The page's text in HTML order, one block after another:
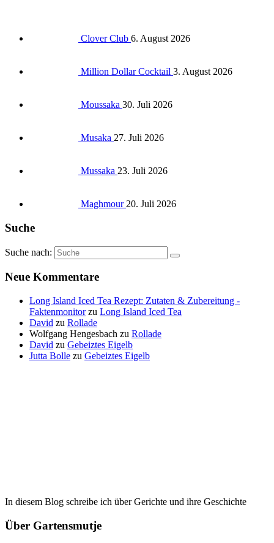
Clover Club 6. August 2026
Million Dollar Cocktail 3. August 2026
Moussaka 30. Juli 2026
Musaka 27. Juli 2026
Mussaka 23. Juli 2026
Maghmour 20. Juli 2026
Suche
Suche nach:
Neue Kommentare
Long Island Iced Tea Rezept: Zutaten & Zubereitung -
Faktenmonitorzu Long Island Iced Tea
David zu Rollade
Wolfgang Hengesbach zu Rollade
David zu Gebeiztes Eigelb
Jutta Bolle zu Gebeiztes Eigelb
In diesem Blog schreibe ich über Gerichte und ihre Geschichte
Über Gartensmutje